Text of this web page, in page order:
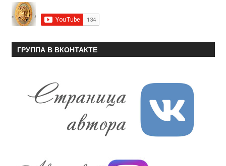
ГРУППА В ВКОНТАКТЕ